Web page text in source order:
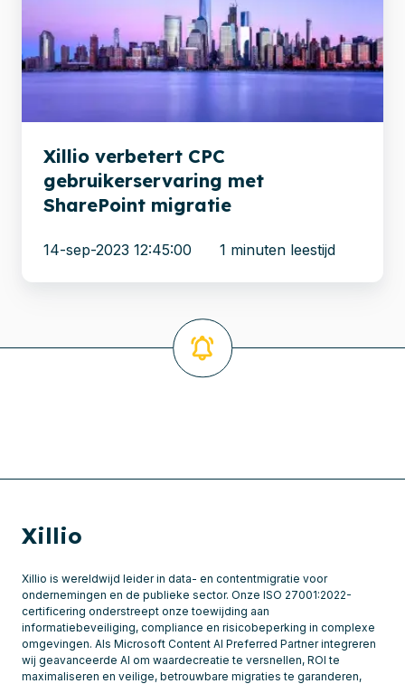
met
SharePoint
Xillio verbetert CPC
gebruikerservaring met
SharePoint migratie
14-sep-2023 12:45:00 1 minuten leestijd
Xillio
Xillio is wereldwijd leider in data- en contentmigratie voor
ondernemingen en de publieke sector. Onze ISO 27001:2022-
certificering onderstreept onze toewijding aan
informatiebeveiliging, compliance en risicobeperking in complexe
omgevingen. Als Microsoft Content AI Preferred Partner integreren
wij geavanceerde AI om waardecreatie te versnellen, ROI te
maximaliseren en veilige, betrouwbare migraties te garanderen,